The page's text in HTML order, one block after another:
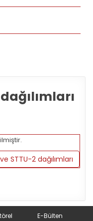
STTU-2 dağılımları
E-Bülten